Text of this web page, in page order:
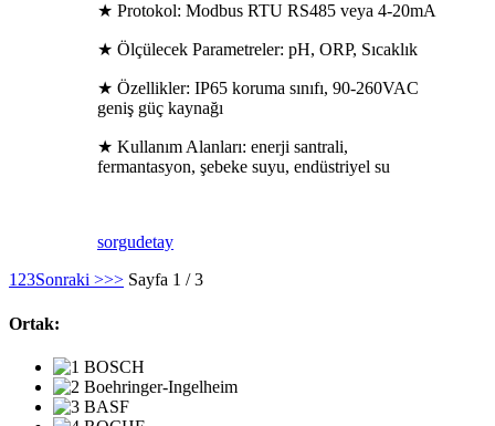
★ Protokol: Modbus RTU RS485 veya 4-20mA
★ Ölçülecek Parametreler: pH, ORP, Sıcaklık
★ Özellikler: IP65 koruma sınıfı, 90-260VAC
geniş güç kaynağı
★ Kullanım Alanları: enerji santrali,
fermantasyon, şebeke suyu, endüstriyel su
sorgudetay
123Sonraki >>> Sayfa 1 / 3
Ortak: